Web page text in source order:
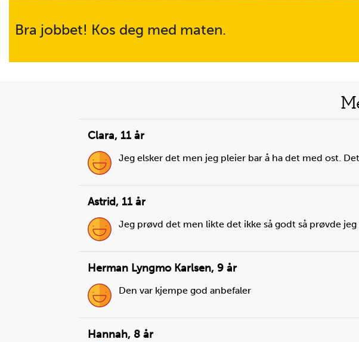
Bra jobbet! Kos deg med maten.
Clara, 11 år
Jeg elsker det men jeg pleier bar å ha det med ost.
Astrid, 11 år
Jeg prøvd det men likte det ikke så godt så prøvde
Herman Lyngmo Karlsen, 9 år
Den var kjempe god anbefaler
Hannah, 8 år